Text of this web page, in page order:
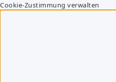
Cookie-Zustimmung verwalten